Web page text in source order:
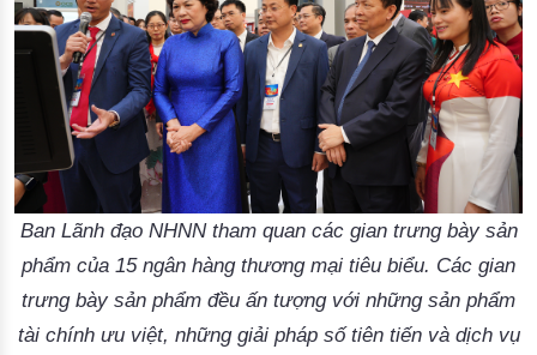
Ban Lãnh đạo NHNN tham quan các gian trưng bày sản
phẩm của 15 ngân hàng thương mại tiêu biểu. Các gian
trưng bày sản phẩm đều ấn tượng với những sản phẩm
tài chính ưu việt, những giải pháp số tiên tiến và dịch vụ